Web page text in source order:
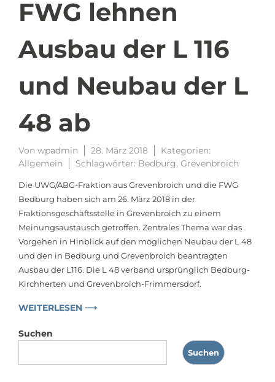
FWG lehnen
Ausbau der L 116
und Neubau der L
48 ab
Von wpadmin 28. März 2018
Kategorien:
Allgemein
Schlagwörter: Bedburg, Grevenbroich
Die UWG/ABG-Fraktion aus Grevenbroich und die FWG
Bedburg haben sich am 26. März 2018 in der
Fraktionsgeschäftsstelle in Grevenbroich zu einem
Meinungsaustausch getroffen. Zentrales Thema war das
Vorgehen in Hinblick auf den möglichen Neubau der L 48
und den in Bedburg und Grevenbroich beantragten
Ausbau der L116. Die L 48 verband ursprünglich Bedburg-
Kirchherten und Grevenbroich-Frimmersdorf.
WEITERLESEN ⟶
Suchen
Suchen